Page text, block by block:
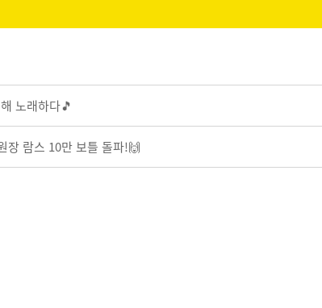
노래하다🎵
장 람스 10만 보틀 돌파!🙌